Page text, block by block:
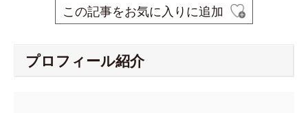
この記事をお気に入りに追加
プロフィール紹介